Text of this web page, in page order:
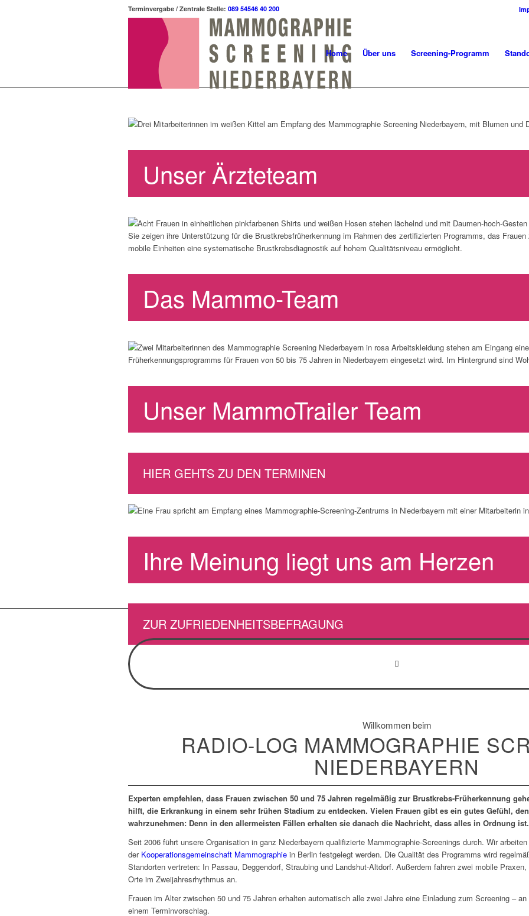
Terminvergabe / Zentrale Stelle: 089 54546 40 200
Home Über uns Screening-Programm
Unser Ärzteteam
Das Mammo-Team
Unser MammoTrailer Team
HIER GEHTS ZU DEN TERMINEN
Ihre Meinung liegt uns am Herzen
ZUR ZUFRIEDENHEITSBEFRAGUNG
Willkommen beim
RADIO-LOG MAMMOGRAPHIE
NIEDERBAYERN
Experten empfehlen, dass Frauen zwischen 50 und 75 Jahren regelmäßig zur Brustkrebs-Früherkennung
hilft, die Erkrankung in einem sehr frühen Stadium zu entdecken. Vielen Frauen gibt es ein gutes Gefühl,
wahrzunehmen: Denn in den allermeisten Fällen erhalten sie danach die Nachricht, dass alles in Ordnung ist.
Seit 2006 führt unsere Organisation in ganz Niederbayern qualifizierte Mammographie-Screenings durch. Wir
der Kooperationsgemeinschaft Mammographie in Berlin festgelegt werden. Die Qualität des Programms wird
Standorten vertreten: In Passau, Deggendorf, Straubing und Landshut-Altdorf. Außerdem fahren zwei mobile Praxen,
Orte im Zweijahresrhythmus an.
Frauen im Alter zwischen 50 und 75 Jahren erhalten automatisch alle zwei Jahre eine Einladung zum Screening –
einem Terminvorschlag.